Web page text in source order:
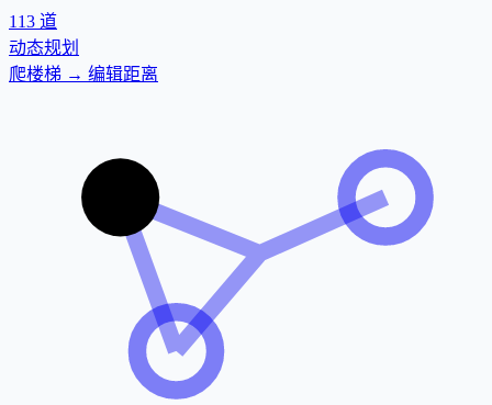
113 道
动态规划
爬楼梯 → 编辑距离